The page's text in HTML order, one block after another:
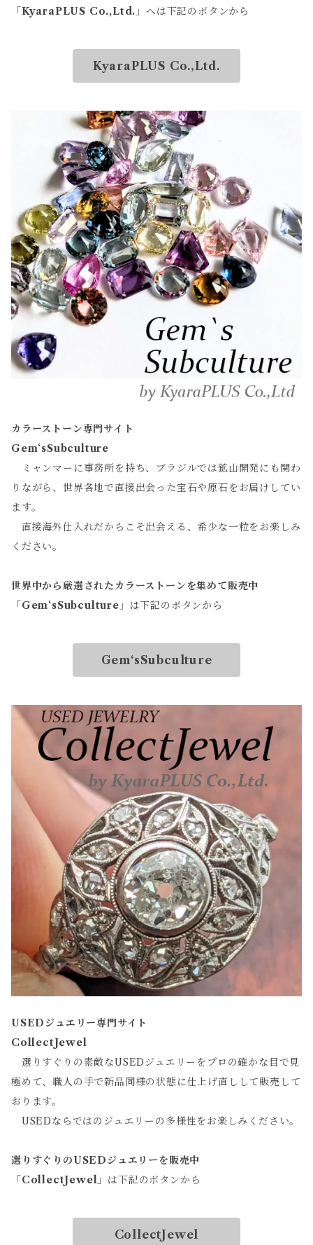
「 KyaraPLUS Co.,Ltd. 」へは下記のボタンから
KyaraPLUS Co.,Ltd.
カラーストーン専門サイト
Gem‘sSubculture
ミャンマーに事務所を持ち、ブラジルでは鉱山開発にも関わ
りながら、世界各地で直接出会った宝石や原石をお届けしてい
ます。
直接海外仕入れだからこそ出会える、希少な一粒をお楽しみ
ください。
世界中から厳選されたカラーストーンを集めて販売中
「 Gem‘sSubculture 」は下記のボタンから
Gem‘sSubculture
USEDジュエリー専門サイト
CollectJewel
選りすぐりの素敵なUSEDジュエリーをプロの確かな目で見
極めて、職人の手で新品同様の状態に仕上げ直しして販売して
おります。
USEDならではのジュエリーの多様性をお楽しみください。
選りすぐりのUSEDジュエリーを販売中
「 CollectJewel 」は下記のボタンから
CollectJewel